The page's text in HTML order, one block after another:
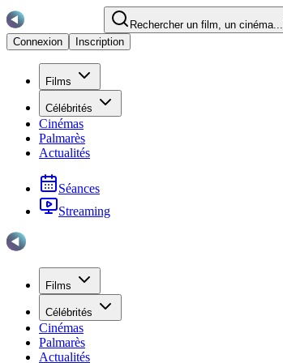
Rechercher un film, un cinéma...
Connexion
Inscription
Films
Célébrités
Cinémas
Palmarès
Actualités
Séances
Streaming
Films
Célébrités
Cinémas
Palmarès
Actualités